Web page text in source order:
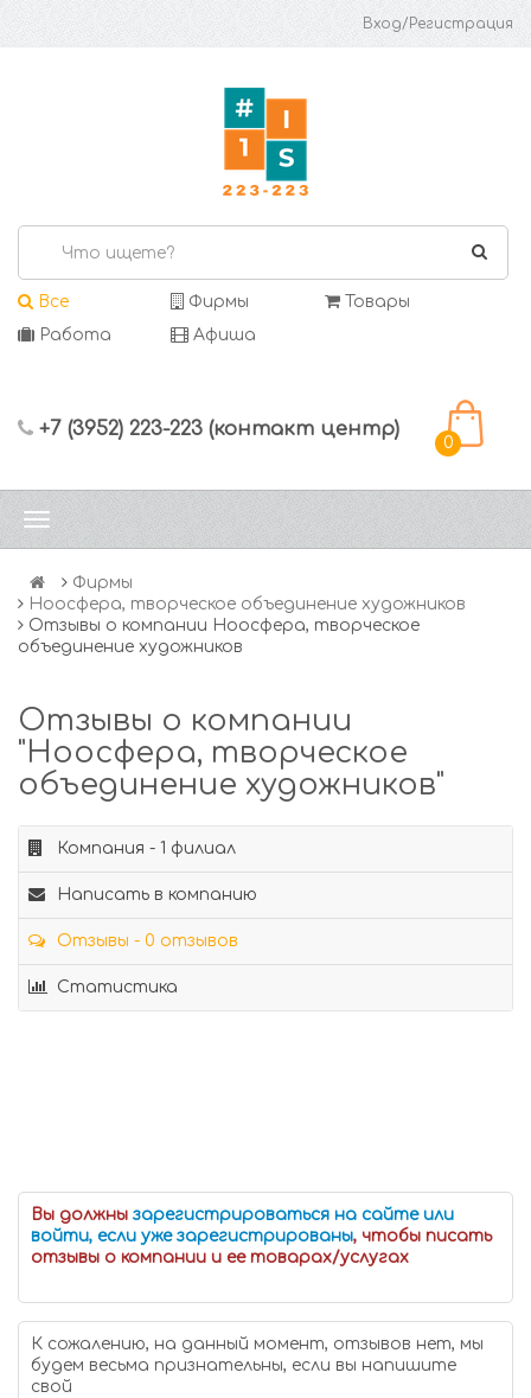
Вход/Регистрация
Все Фирмы
Товары
Работа
Афиша
+7 (3952) 223-223 (контакт центр)
0
Фирмы
Ноосфера, творческое объединение художников
Отзывы о компании Ноосфера, творческое
объединение художников
Отзывы о компании
"Ноосфера, творческое
объединение художников"
Компания - 1 филиал
Написать в компанию
Отзывы - 0 отзывов
Статистика
Вы должны зарегистрироваться на сайте или
войти, если уже зарегистрированы, чтобы писать
отзывы о компании и ее товарах/услугах
К сожалению, на данный момент, отзывов нет, мы
будем весьма признательны, если вы напишите
свой